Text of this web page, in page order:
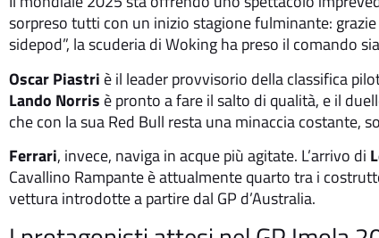
sorpreso tutti con un inizio stagione fulminante:
sidepod”, la scuderia di Woking ha preso il comando
Oscar Piastri è il leader provvisorio della classifica
Lando Norris è pronto a fare il salto di qualità, e il
che con la sua Red Bull resta una minaccia costante,
Ferrari, invece, naviga in acque più agitate. L’arrivo di
Cavallino Rampante è attualmente quarto tra i
vettura introdotte a partire dal GP d’Australia.